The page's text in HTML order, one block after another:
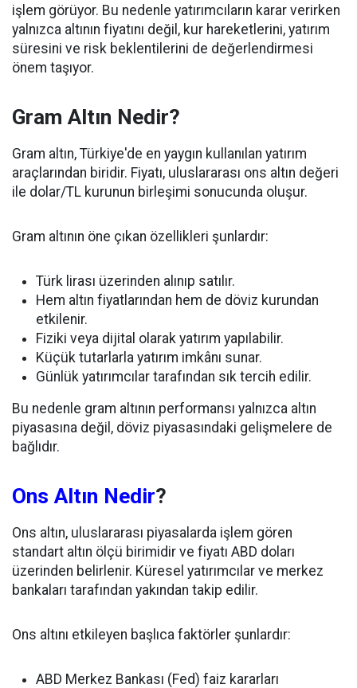
işlem görüyor. Bu nedenle yatırımcıların karar verirken
yalnızca altının fiyatını değil, kur hareketlerini, yatırım
süresini ve risk beklentilerini de değerlendirmesi
önem taşıyor.
Gram Altın Nedir?
Gram altın, Türkiye'de en yaygın kullanılan yatırım
araçlarından biridir. Fiyatı, uluslararası ons altın değeri
ile dolar/TL kurunun birleşimi sonucunda oluşur.
Gram altının öne çıkan özellikleri şunlardır:
Türk lirası üzerinden alınıp satılır.
Hem altın fiyatlarından hem de döviz kurundan
etkilenir.
Fiziki veya dijital olarak yatırım yapılabilir.
Küçük tutarlarla yatırım imkânı sunar.
Günlük yatırımcılar tarafından sık tercih edilir.
Bu nedenle gram altının performansı yalnızca altın
piyasasına değil, döviz piyasasındaki gelişmelere de
bağlıdır.
Ons Altın Nedir?
Ons altın, uluslararası piyasalarda işlem gören
standart altın ölçü birimidir ve fiyatı ABD doları
üzerinden belirlenir. Küresel yatırımcılar ve merkez
bankaları tarafından yakından takip edilir.
Ons altını etkileyen başlıca faktörler şunlardır:
ABD Merkez Bankası (Fed) faiz kararları